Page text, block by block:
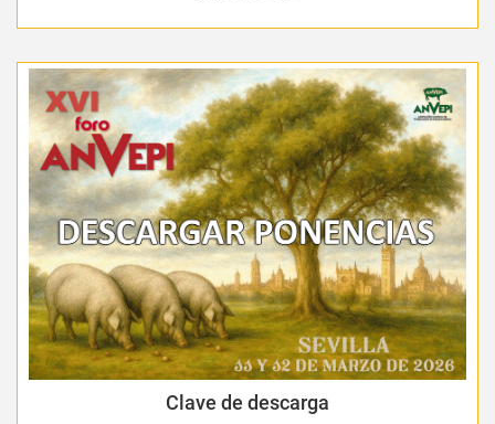
Clave de descarga